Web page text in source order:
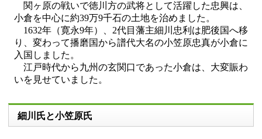
関ヶ原の戦いで徳川方の武将として活躍した忠興は、
小倉を中心に約39万9千石の土地を治めました。
1632年（寛永9年）、2代目藩主細川忠利は肥後国へ移
り、変わって播磨国から譜代大名の小笠原忠真が小倉に
入国しました。
江戸時代から九州の玄関口であった小倉は、大変賑わ
いを見せていました。
細川氏と小笠原氏